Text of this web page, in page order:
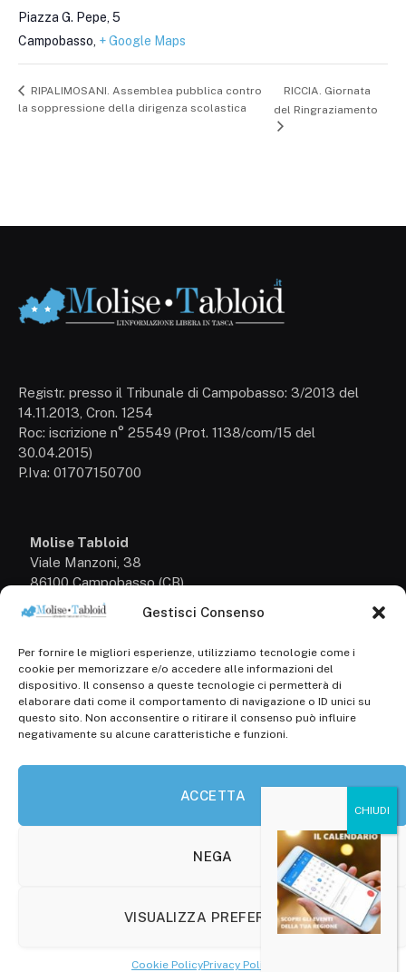
Gestisci Consenso
Per fornire le migliori esperienze, utilizziamo tecnologie come i
cookie per memorizzare e/o accedere alle informazioni del
dispositivo. Il consenso a queste tecnologie ci permetterà di
elaborare dati come il comportamento di navigazione o ID unici su
questo sito. Non acconsentire o ritirare il consenso può influire
negativamente su alcune caratteristiche e funzioni.
ACCETTA
NEGA
VISUALIZZA PREFERENZE
Cookie PolicyPrivacy Policy
Piazza G. Pepe, 5
Campobasso + Google Maps
RIPALIMOSANI. Assemblea pubblica contro
la soppressione della dirigenza scolastica
RICCIA. Giornata
del Ringraziamento
Registr. presso il Tribunale di Campobasso: 3/2013 del
14.11.2013, Cron. 1254
Roc: iscrizione n° 25549 (Prot. 1138/com/15 del
30.04.2015)
P.Iva: 01707150700
Molise Tabloid
Viale Manzoni, 38
86100 Campobasso (CB)
+39 3333169466
Scrivici a:
info@molisetabloid.it
commerciale@molisetabloid.it
Disclaimer